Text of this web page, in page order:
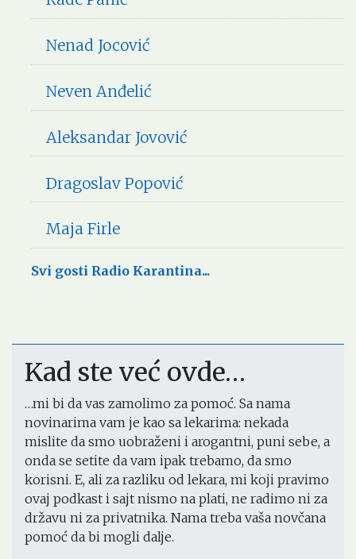
Nenad Jocović
Neven Anđelić
Aleksandar Jovović
Dragoslav Popović
Maja Firle
Svi gosti Radio Karantina...
Kad ste već ovde…
…mi bi da vas zamolimo za pomoć. Sa nama
novinarima vam je kao sa lekarima: nekada
mislite da smo uobraženi i arogantni, puni sebe, a
onda se setite da vam ipak trebamo, da smo
korisni. E, ali za razliku od lekara, mi koji pravimo
ovaj podkast i sajt nismo na plati, ne radimo ni za
državu ni za privatnika. Nama treba vaša novčana
pomoć da bi mogli dalje.